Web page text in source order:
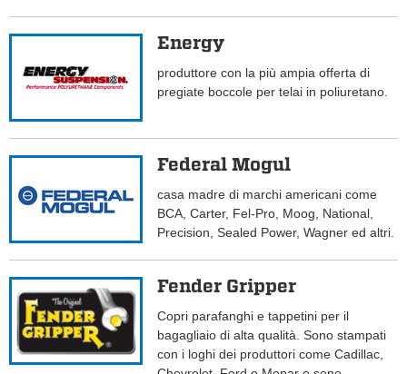
Energy
produttore con la più ampia offerta di
pregiate boccole per telai in poliuretano.
Federal Mogul
casa madre di marchi americani come
BCA, Carter, Fel-Pro, Moog, National,
Precision, Sealed Power, Wagner ed altri.
Fender Gripper
Copri parafanghi e tappetini per il
bagagliaio di alta qualità. Sono stampati
con i loghi dei produttori come Cadillac,